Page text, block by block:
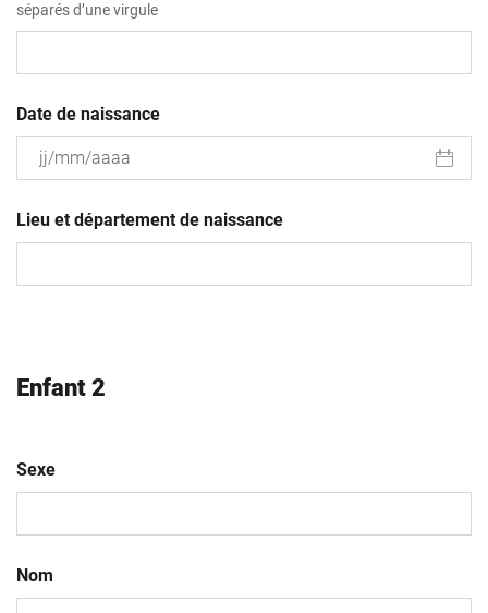
séparés d’une virgule
Date de naissance
slash
MM
Lieu et département de naissance
Enfant 2
Sexe
Nom